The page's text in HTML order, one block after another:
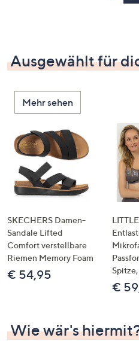
Ausgewählt für
Mehr sehen
SKECHERS Damen-
Sandale Lifted
Comfort verstellbare
Riemen Memory Foam
€ 54,95
Spitze,
€
Wie wär's